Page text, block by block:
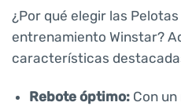
¿Por qué elegir las
entrenamiento Winstar?
características
Rebote óptimo: Con